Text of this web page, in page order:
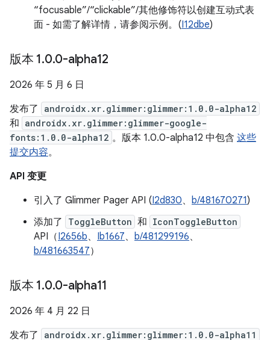
“focusable”/“clickable”/其他修饰符以创建互动式表
面 - 如需了解详情，请参阅示例。(I12dbe)
版本 1.0.0-alpha12
2026 年 5 月 6 日
发布了
androidx.xr.glimmer:glimmer:1.0.0-alpha12
和 androidx.xr.glimmer:glimmer-google-
fonts:1.0.0-alpha12 。版本 1.0.0-alpha12 中包含 这些
提交内容。
API 变更
引入了 Glimmer Pager API (I2d830、 b/481670271)
添加了
ToggleButton 和 IconToggleButton
API（I2656b、 Ib1667、 b/481299196、
b/481663547）
版本 1.0.0-alpha11
2026 年 4 月 22 日
发布了
androidx.xr.glimmer:glimmer:1.0.0-alpha11